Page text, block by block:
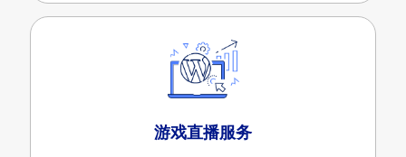
游戏直播服务